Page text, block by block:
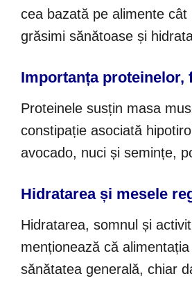
cea bazată pe alimente
grăsimi sănătoase și
Importanța
Proteinele susțin masa
constipație asociată
avocado, nuci și semințe,
Hidratarea și mesele
Hidratarea, somnul și
menționează că
sănătatea generală, chiar